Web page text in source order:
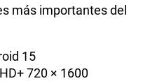
más importantes del
15
HD+ 720 × 1600